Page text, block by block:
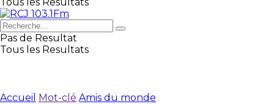
Pas de Resultat
Tous les Resultats
Accueil Mot-clé Amis du monde